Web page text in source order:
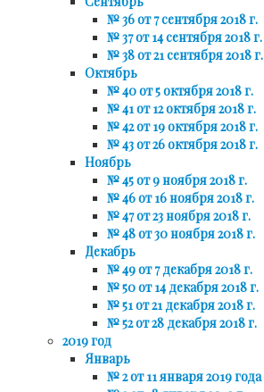
№ 36 от 7 сентября 2018 г.
№ 37 от 14 сентября 2018 г.
№ 38 от 21 сентября 2018 г.
Октябрь
№ 40 от 5 октября 2018 г.
№ 41 от 12 октября 2018 г.
№ 42 от 19 октября 2018 г.
№ 43 от 26 октября 2018 г.
Ноябрь
№ 45 от 9 ноября 2018 г.
№ 46 от 16 ноября 2018 г.
№ 47 от 23 ноября 2018 г.
№ 48 от 30 ноября 2018 г.
Декабрь
№ 49 от 7 декабря 2018 г.
№ 50 от 14 декабря 2018 г.
№ 51 от 21 декабря 2018 г.
№ 52 от 28 декабря 2018 г.
2019 год
Январь
№ 2 от 11 января 2019 года